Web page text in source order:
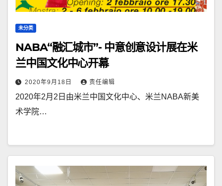
未分类
NABA“融汇城市”- 中意创意设计展在米
兰中国文化中心开幕
2020年9月18日 责任编辑
2020年2月2日由米兰中国文化中心、米兰NABA新美
术学院…